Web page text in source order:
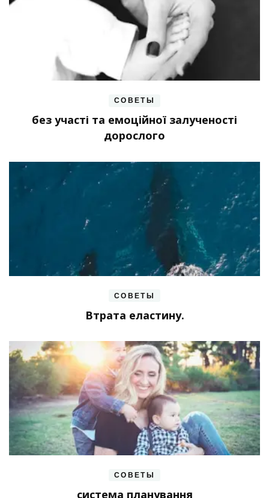
СОВЕТЫ
без участі та емоційної залученості
дорослого
СОВЕТЫ
Втрата еластину.
СОВЕТЫ
система планування